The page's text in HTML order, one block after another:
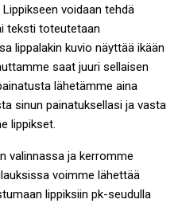
voidaan tehdä
teksti toteutetaan
lippalakin kuvio näyttää ikään
saat juuri sellaisen
lähetämme aina
sinun painatuksellasi ja vasta
lippikset.
valinnassa ja kerromme
voimme lähettää
lippiksiin pk-seudulla